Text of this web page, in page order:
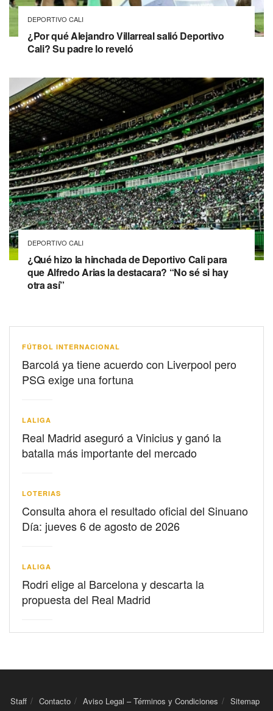
DEPORTIVO CALI
¿Por qué Alejandro Villarreal salió Deportivo
Cali? Su padre lo reveló
DEPORTIVO CALI
¿Qué hizo la hinchada de Deportivo Cali para
que Alfredo Arias la destacara? “No sé si hay
otra así”
FÚTBOL INTERNACIONAL
Barcolá ya tiene acuerdo con Liverpool pero
PSG exige una fortuna
LALIGA
Real Madrid aseguró a Vinicius y ganó la
batalla más importante del mercado
LOTERIAS
Consulta ahora el resultado oficial del Sinuano
Día: jueves 6 de agosto de 2026
LALIGA
Rodri elige al Barcelona y descarta la
propuesta del Real Madrid
Staff Contacto Aviso Legal – Términos y Condiciones Sitemap